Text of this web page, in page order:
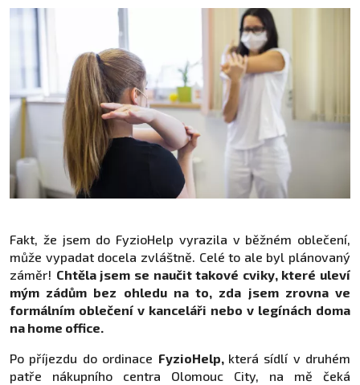
Fakt, že jsem do FyzioHelp vyrazila v běžném oblečení,
může vypadat docela zvláštně. Celé to ale byl plánovaný
záměr! Chtěla jsem se naučit takové cviky, které uleví
mým zádům bez ohledu na to, zda jsem zrovna ve
formálním oblečení v kanceláři nebo v legínách doma
na home office.
Po příjezdu do ordinace FyzioHelp, která sídlí v druhém
patře nákupního centra Olomouc City, na mě čeká